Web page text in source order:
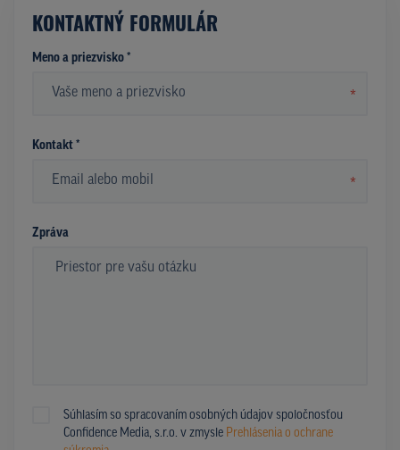
KONTAKTNÝ FORMULÁR
Meno a priezvisko *
*
Kontakt *
*
Zpráva
Súhlasím so spracovaním osobných údajov spoločnosťou
Confidence Media, s.r.o. v zmysle Prehlásenia o ochrane